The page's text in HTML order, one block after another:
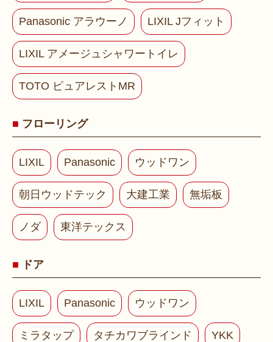
Panasonic アラウーノ LIXIL Jフィット
LIXIL アメージュシャワートイレ
TOTO ピュアレストMR
フローリング
LIXIL Panasonic ウッドワン
朝日ウッドテック 大建工業 無垢板
ノダ 東洋テックス
ドア
LIXIL Panasonic ウッドワン
ミラタップ タチカワブラインド YKK